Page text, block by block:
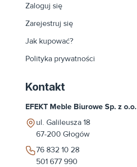
Zaloguj się
Zarejestruj się
Jak kupować?
Polityka prywatności
Kontakt
EFEKT Meble Biurowe Sp. z o.o.
ul. Galileusza 18
67-200 Głogów
76 832 10 28
501 677 990